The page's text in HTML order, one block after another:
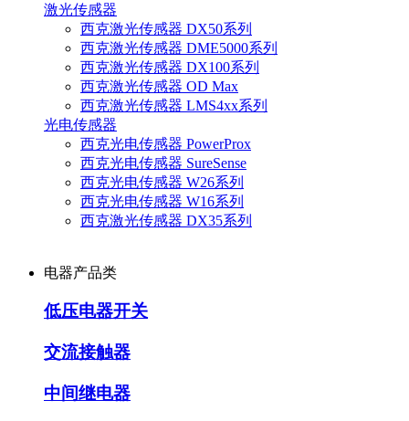
激光传感器
西克激光传感器 DX50系列
西克激光传感器 DME5000系列
西克激光传感器 DX100系列
西克激光传感器 OD Max
西克激光传感器 LMS4xx系列
光电传感器
西克光电传感器 PowerProx
西克光电传感器 SureSense
西克光电传感器 W26系列
西克光电传感器 W16系列
西克激光传感器 DX35系列
电器产品类
低压电器开关
交流接触器
中间继电器